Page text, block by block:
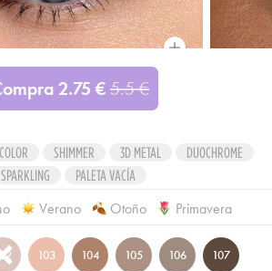
Compara
2.75 €5.5€
COLOR SHIMMER 3D METAL
DUOCHROME
SPARKLING
PALETA VACÍA
Verano Otoño Primavera
103 104 105 106 107